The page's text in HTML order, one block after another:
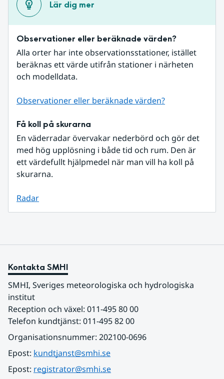
Lär dig mer
Observationer eller beräknade värden?
Alla orter har inte observationsstationer, istället
beräknas ett värde utifrån stationer i närheten
och modelldata.
Observationer eller beräknade värden?
Få koll på skurarna
En väderradar övervakar nederbörd och gör det
med hög upplösning i både tid och rum. Den är
ett värdefullt hjälpmedel när man vill ha koll på
skurarna.
Radar
Kontakta SMHI
SMHI, Sveriges meteorologiska och hydrologiska
institut
Reception och växel: 011-495 80 00
Telefon kundtjänst: 011-495 82 00
Organisationsnummer: 202100-0696
Epost: kundtjanst@smhi.se
Epost: registrator@smhi.se